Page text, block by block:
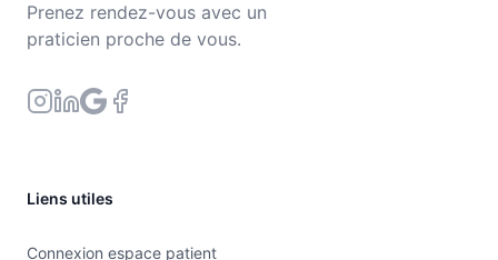
Prenez rendez-vous avec un
praticien proche de vous.
Liens utiles
Connexion espace patient